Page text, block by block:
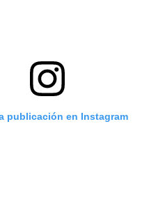
publicación en Instagram